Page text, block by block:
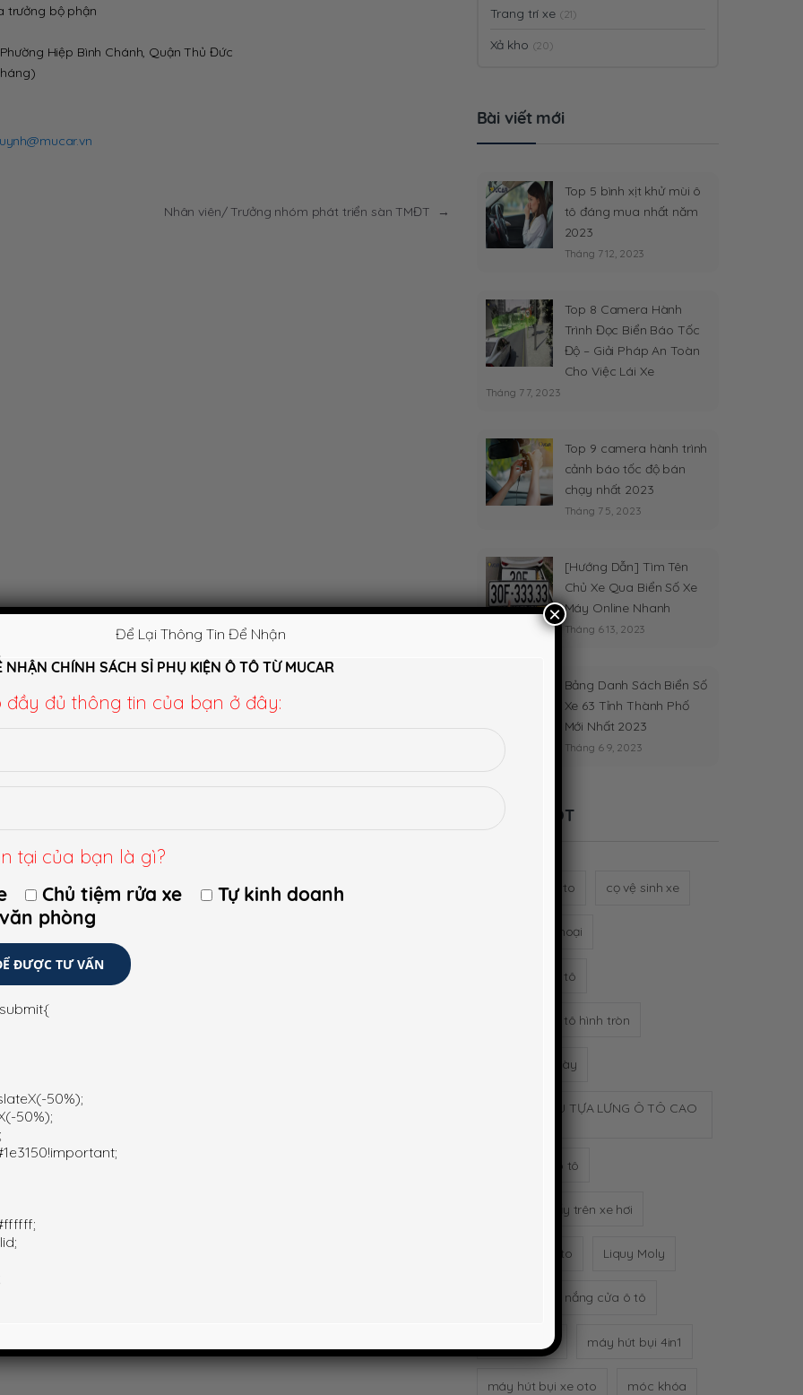
trưởng bộ phận
Hiệp Bình Chánh, Quận Thủ Đức
Nhân viên/ Trưởng nhóm phát triển sàn TMĐT →
Trang trí xe (21)
Xả kho (20)
Bài viết mới
Top 5 bình xịt khử mùi ô
tô đáng mua nhất năm
2023
Tháng 7 12, 2023
Top 8 Camera Hành
Trình Đọc Biển Báo Tốc
Độ – Giải Pháp An Toàn
Cho Việc Lái Xe
Tháng 7 7, 2023
Top 9 camera hành trình
cảnh báo tốc độ bán
chạy nhất 2023
Tháng 7 5, 2023
[Hướng Dẫn] Tìm Tên
Chủ Xe Qua Biển Số Xe
Máy Online Nhanh
Tháng 6 13, 2023
Bảng Danh Sách Biển Số
Xe 63 Tỉnh Thành Phố
Mới Nhất 2023
Tháng 6 9, 2023
Từ khóa HOT
bơm lốp xe oto cọ vệ sinh xe
giá đỡ điện thoại
gương cầu ô tô
gương cầu ô tô hình tròn
Gậy bóng chày
GỐI TỰA ĐẦU TỰA LƯNG Ô TÔ CAO
gối tựa đầu ô tô
Hộp khăn giấy trên xe hơi
khử mùi xe oto Liquy Moly
Màn xếp chê nắng cửa ô tô
máy hút bụi máy hút bụi 4in1
máy hút bụi xe oto móc khóa
Để Lại Thông Tin Để Nhận
CHÍNH SÁCH SỈ PHỤ KIỆN Ô TÔ TỪ MUCAR
đầy đủ thông tin của bạn ở đây:
tại của bạn là gì?
Chủ tiệm rửa xe
Tự kinh doanh
phòng
50%);
50%);
×